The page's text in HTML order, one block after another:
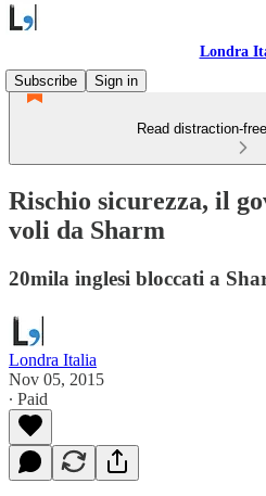
Londra
Subscribe
Sign in
Read distraction-
Rischio sicurezza, il
voli da Sharm
20mila inglesi bloccati a
Londra Italia
Nov 05, 2015
∙ Paid